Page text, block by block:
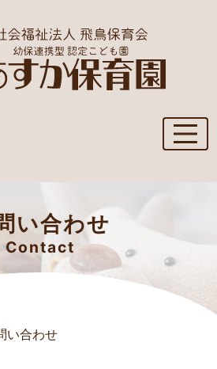
い合わせ
Contact
い合わせ